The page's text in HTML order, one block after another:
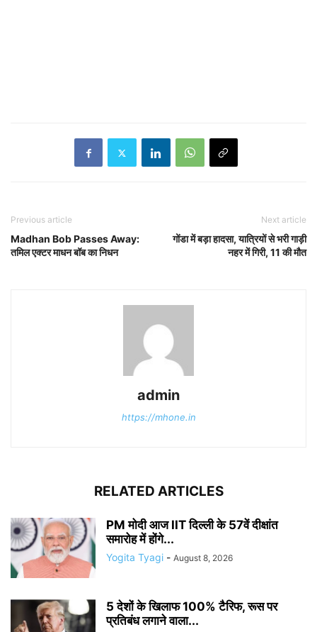
Previous article
Madhan Bob Passes Away:
तमिल एक्टर माधन बॉब का निधन
Next article
गोंडा में बड़ा हादसा, यात्रियों से भरी गाड़ी
नहर में गिरी, 11 की मौत
admin
https://mhone.in
RELATED ARTICLES
PM मोदी आज IIT दिल्ली के 57वें दीक्षांत
समारोह में होंगे...
Yogita Tyagi - August 8, 2026
5 देशों के खिलाफ 100% टैरिफ, रूस पर
प्रतिबंध लगाने वाला...